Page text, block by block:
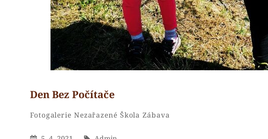
Den Bez Počítače
Categories
Fotogalerie Nezařazené Škola Zábava